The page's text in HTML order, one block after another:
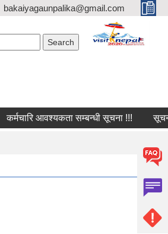
bakaiyagaunpalika@gmail.com
कर्मचारि आवश्यकता सम्बन्धी सूचना !!! सूचना